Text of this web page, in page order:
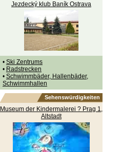
Jezdecký klub Baník Ostrava
• Ski Zentrums
• Radstrecken
• Schwimmbäder, Hallenbäder,
Schwimmhallen
Sehenswürdigkeiten
Museum der Kindermalerei ? Prag 1,
Altstadt